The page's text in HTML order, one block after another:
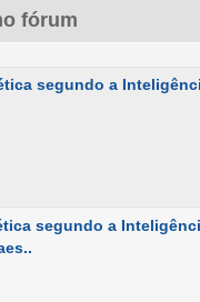
fórum
segundo a
segundo a